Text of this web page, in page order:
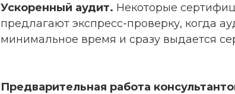
Ускоренный аудит. Некоторые
предлагают экспресс-проверку, когда
минимальное время и сразу выдается
Предварительная работа